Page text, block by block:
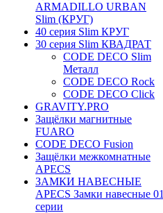
ARMADILLO URBAN
Slim (КРУГ)
40 серия Slim КРУГ
30 серия Slim КВАДРАТ
CODE DECO Slim
Металл
CODE DECO Rock
CODE DECO Click
GRAVITY.PRO
Защёлки магнитные
FUARO
CODE DECO Fusion
Защёлки межкомнатные
APECS
ЗАМКИ НАВЕСНЫЕ
APECS Замки навесные 01
серии